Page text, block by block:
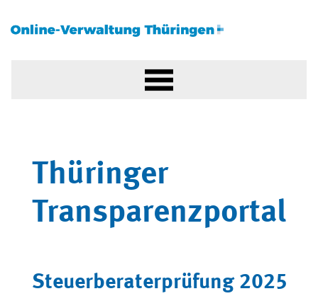
Thüringer
Transparenzportal
Steuerberaterprüfung 2025